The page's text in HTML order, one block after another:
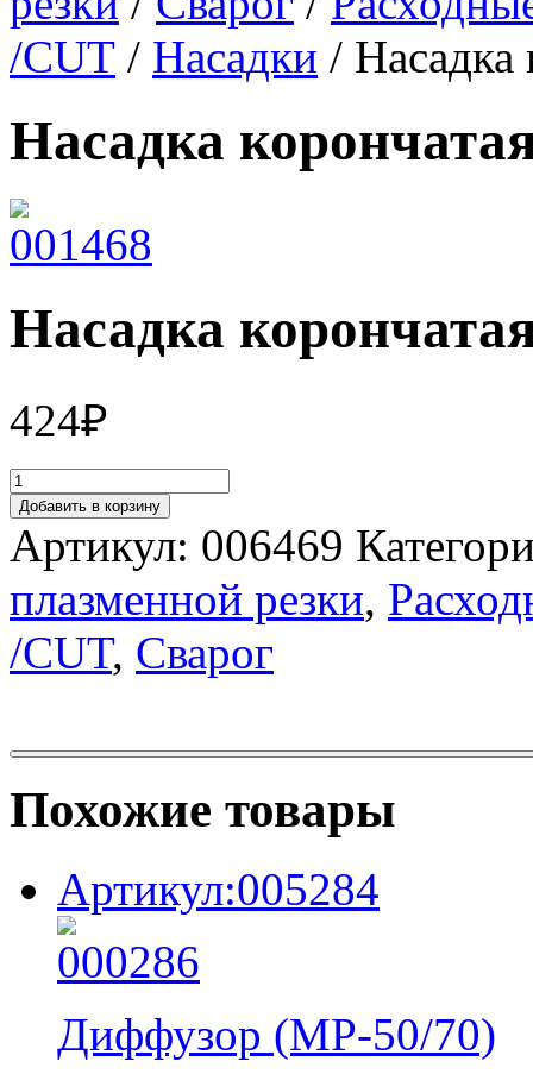
/CUT / Насадки / Насадка
Насадка
Насадка
424₽
Добавить в корзину
Артикул: 006469
плазменной резки,
/CUT, Сварог
Похожие товары
Артикул:005284
Диффузор (MP-50/70)